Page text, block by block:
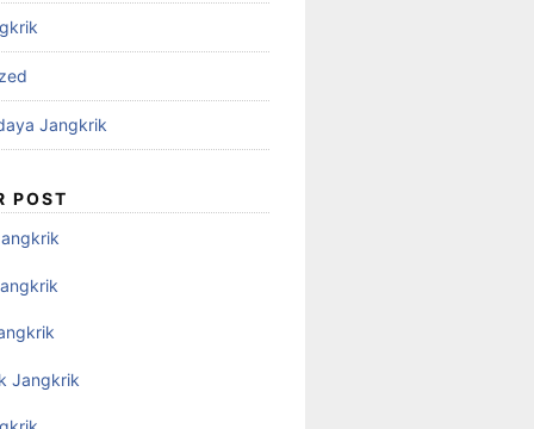
Jangkrik
POST
Jangkrik